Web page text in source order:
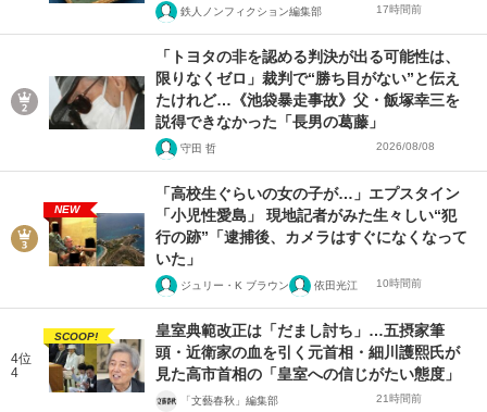
鉄人ノンフィクション編集部 17時間前
「トヨタの非を認める判決が出る可能性は、
限りなくゼロ」裁判で“勝ち目がない”と伝え
たけれど…《池袋暴走事故》父・飯塚幸三を
説得できなかった「長男の葛藤」
守田 哲 2026/08/08
NEW
「高校生ぐらいの女の子が…」エプスタイン
「小児性愛島」 現地記者がみた生々しい“犯
行の跡”「逮捕後、カメラはすぐになくなって
いた」
ジュリー・K ブラウン 依田光江 10時間前
4位
4
SCOOP!
皇室典範改正は「だまし討ち」…五摂家筆
頭・近衛家の血を引く元首相・細川護熙氏が
見た高市首相の「皇室への信じがたい態度」
「文藝春秋」編集部 21時間前